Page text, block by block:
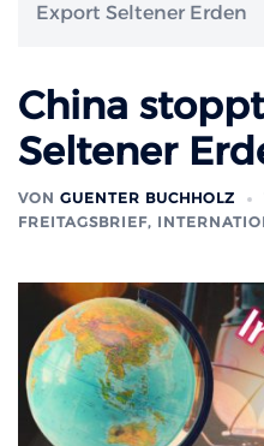
Export Seltener Erden
China
Seltener
VON GUENTER BUCHHOLZ
FREITAGSBRIEF,